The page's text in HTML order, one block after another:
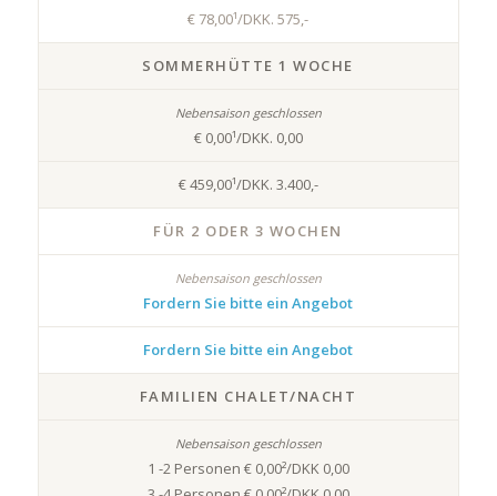
€ 78,00¹/DKK. 575,-
SOMMERHÜTTE 1 WOCHE
€ 0,00¹/DKK. 0,00
€ 459,00¹/DKK. 3.400,-
FÜR 2 ODER 3 WOCHEN
Fordern Sie bitte ein Angebot
Fordern Sie bitte ein Angebot
FAMILIEN CHALET/NACHT
1 -2 Personen € 0,00²/DKK 0,00